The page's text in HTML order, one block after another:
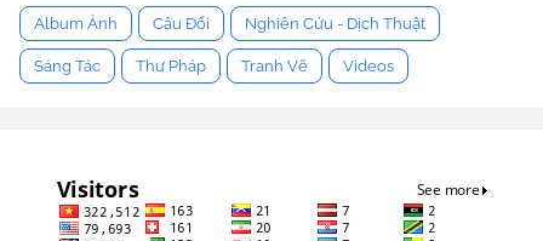
Album Ảnh Câu Đối Nghiên Cứu - Dịch Thuật
Sáng Tác Thư Pháp Tranh Vẽ Videos